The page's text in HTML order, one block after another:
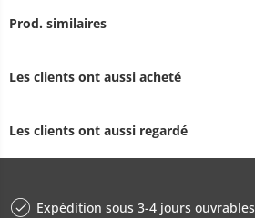
Prod. similaires
Les clients ont aussi acheté
Les clients ont aussi regardé
Expédition sous 3-4 jours ouvrables